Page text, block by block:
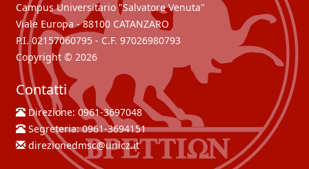
Campus Universitario "Salvatore Venuta"
Viale Europa - 88100 CATANZARO
P.I. 02157060795 - C.F. 97026980793
Copyright © 2026
Contatti
Direzione:0961-3697048
Segreteria:0961-3694151
direzionedmsc@unicz.it